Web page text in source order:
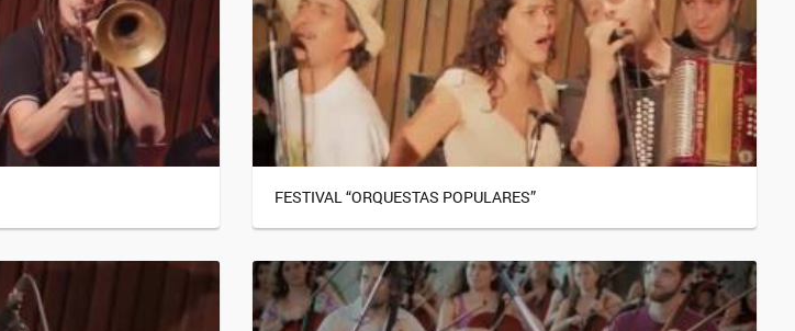
FESTIVAL “ORQUESTAS POPULARES”